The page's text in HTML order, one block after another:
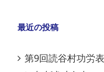
最近の投稿
第9回読谷村功労